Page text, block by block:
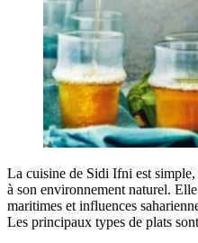
La cuisine de Sidi Ifni est
à son environnement naturel.
maritimes et influences
Les principaux types de plats